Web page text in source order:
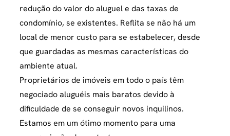
redução do valor do aluguel e das taxas de
condomínio, se existentes. Reflita se não há um
local de menor custo para se estabelecer, desde
que guardadas as mesmas características do
ambiente atual.
Proprietários de imóveis em todo o país têm
negociado aluguéis mais baratos devido à
dificuldade de se conseguir novos inquilinos.
Estamos em um ótimo momento para uma